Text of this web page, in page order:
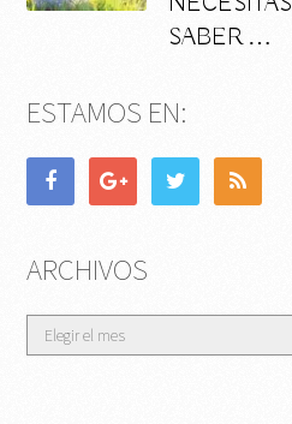
SABER …
ESTAMOS EN:
ARCHIVOS
Archivos